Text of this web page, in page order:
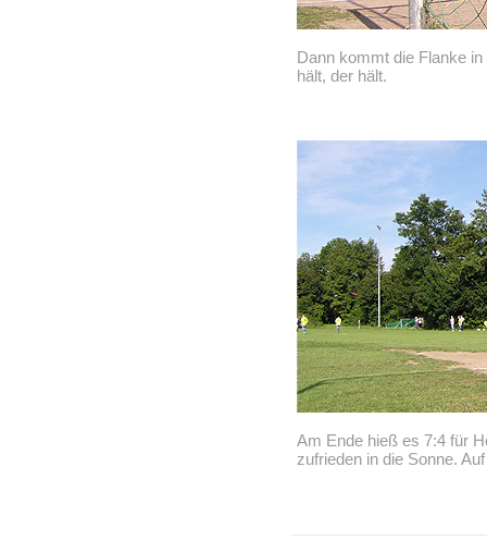
Dann kommt die Flanke
hält, der hält.
Am Ende hieß es 7:4 für
zufrieden in die Sonne.